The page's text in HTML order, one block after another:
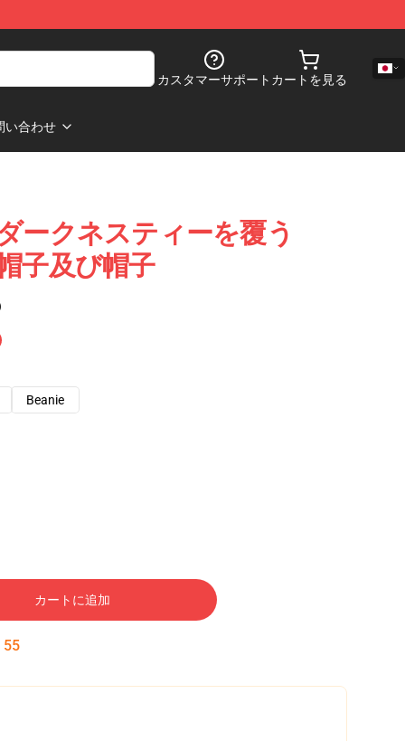
カスタマーサポート カートを見る
い合わせ
ークネスティーを覆う
子及び帽子
Beanie
カートに追加
54